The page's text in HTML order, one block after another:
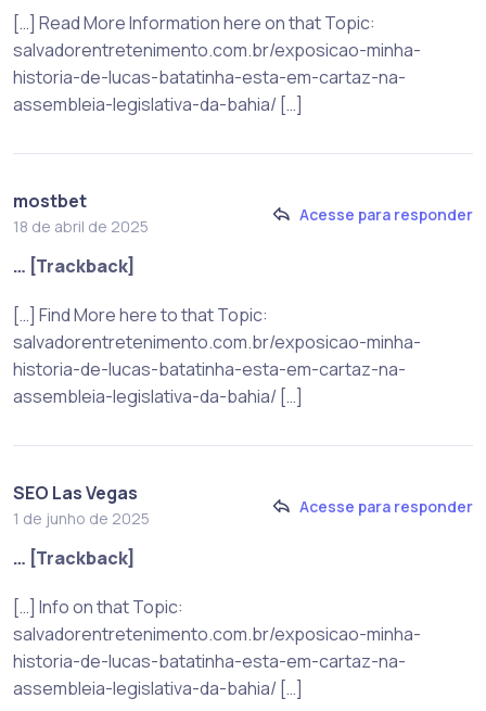
[…] Read More Information here on that Topic:
salvadorentretenimento.com.br/exposicao-minha-
historia-de-lucas-batatinha-esta-em-cartaz-na-
assembleia-legislativa-da-bahia/ […]
mostbet
18 de abril de 2025
Acesse para responder
… [Trackback]
[…] Find More here to that Topic:
salvadorentretenimento.com.br/exposicao-minha-
historia-de-lucas-batatinha-esta-em-cartaz-na-
assembleia-legislativa-da-bahia/ […]
SEO Las Vegas
1 de junho de 2025
Acesse para responder
… [Trackback]
[…] Info on that Topic:
salvadorentretenimento.com.br/exposicao-minha-
historia-de-lucas-batatinha-esta-em-cartaz-na-
assembleia-legislativa-da-bahia/ […]